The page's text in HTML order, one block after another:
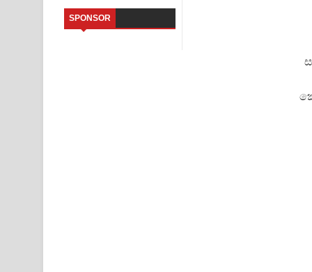
Dannawada Mawa Song Lyrics - දන්නවාද මාව
Ahimi Wimai Himi Song Lyrics - අහිමි විමයි හිමි
SPONSOR